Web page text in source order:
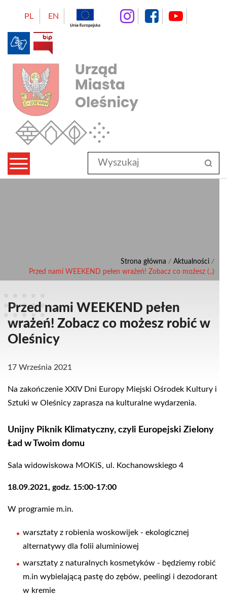
PL EN instagram
Wyszukaj
w
serwisie
Strona główna / Aktualności /
Przed nami WEEKEND pełen wrażeń! Zobacz co możesz (..)
Przed nami WEEKEND pełen
wrażeń! Zobacz co możesz robić w
Oleśnicy
17 Września 2021
Na zakończenie XXIV Dni Europy Miejski Ośrodek Kultury i
Sztuki w Oleśnicy zaprasza na kulturalne wydarzenia.
Unijny Piknik Klimatyczny, czyli Europejski Zielony
Ład w Twoim domu
Sala widowiskowa MOKiS, ul. Kochanowskiego 4
18.09.2021, godz. 15:00-17:00
W programie m.in.
warsztaty z robienia woskowijek - ekologicznej
alternatywy dla folii aluminiowej
warsztaty z naturalnych kosmetyków - będziemy robić
m.in wybielającą pastę do zębów, peelingi i dezodorant
w kremie